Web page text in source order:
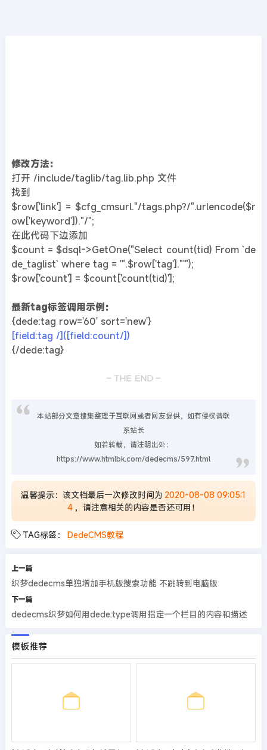
修改方法：
打开 /include/taglib/tag.lib.php 文件
找到
$row['link'] = $cfg_cmsurl."/tags.php?/".urlencode($r
ow['keyword'])."/";
在此代码下边添加
$count = $dsql->GetOne("Select count(tid) From `de
de_taglist` where tag = '".$row['tag']."'");
$row['count'] = $count['count(tid)'];
最新tag标签调用示例：
{dede:tag row='60' sort='new'}
[field:tag /]([field:count/])
{/dede:tag}
本站部分文章搜集整理于互联网或者网友提供，如有侵权请联
系站长
如若转载，请注明出处：
https://www.htmlbk.com/dedecms/597.html
温馨提示：该文档最后一次修改时间为 2020-08-08 09:05:1
4 ，请注意相关的内容是否还可用！
TAG标签： DedeCMS教程
上一篇
织梦dedecms单独增加手机版搜索功能 不跳转到电脑版
下一篇
dedecms织梦如何用dede:type调用指定一个栏目的内容和描述
模板推荐